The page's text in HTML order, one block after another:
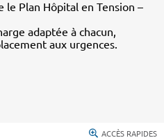
le Plan Hôpital en Tension –
adaptée à chacun,
aux urgences.
ACCÈS RAPIDES